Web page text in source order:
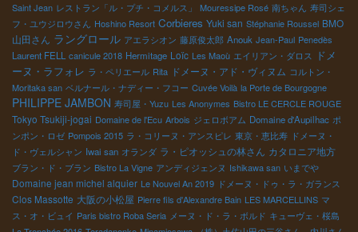
Saint Jean レストラン「ル・プチ・コメルス」 Mouressipe Rosé 南ちゃん 寿司シェ
フ・ユウジロウさん Hoshino Resort Corbieres Yuki san Stéphanie Roussel BMO
山田さん ラングロール アエラシオン 藤原俊太郎 Anouk Jean-Paul Penedès
Laurent FELL canicule 2018 Hermitage Loïc Les Maoù エイリアン・ダロス
ドメ
ーヌ・ラフォレ ラ・ペリエール Rita ドメーヌ・アド・ヴィヌム コルトン・
Moritaka san ベルナール・ナディー・フコー Cuvée Voilà la Porte de Bourgogne
PHILIPPE JAMBON 寿司屋・Yuzu Les Anonymes Bistro LE CERCLE ROUGE
Tokyo Tsukiji-jogai Domaine de l'Ecu Arbois ジェロボアム Domaine d'Aupilhac ポ
ンポン・ロゼ Pompois 2015 ラ・コリーヌ・アンスピレ 東京・恵比寿 ドメーヌ・
ド・ヴェルシャン Iwai san オランダ ラ・ピオッシュの林さん カタロニア地方
ブラン・ド・ブラン Bistro La Vigne アンディジェンヌ Ishikawa san いまでや
Domaine jean michel alquier Le Nouvel An 2019 ドメーヌ・ドゥ・ラ・ガランス
Clos Massotte 大阪の小松屋 Pierre fils d'Alexandre Bain LES MARCELLINS マ
ス・オ・ビュイ Paris bistro Roba Seria メーヌ・ド・ラ・ボルド キューヴェ・桜島